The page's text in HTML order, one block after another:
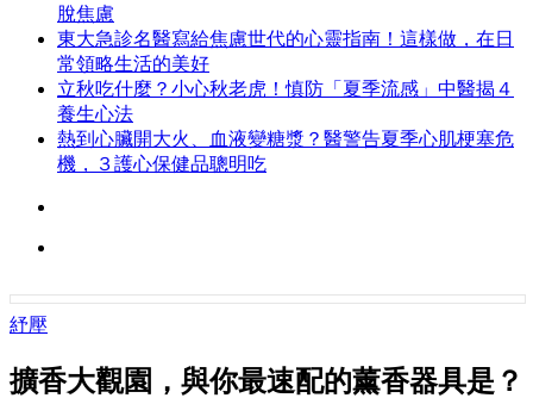
脫焦慮
東大急診名醫寫給焦慮世代的心靈指南！這樣做，在日
常領略生活的美好
立秋吃什麼？小心秋老虎！慎防「夏季流感」中醫揭４
養生心法
熱到心臟開大火、血液變糖漿？醫警告夏季心肌梗塞危
機，３護心保健品聰明吃
紓壓
擴香大觀園，與你最速配的薰香器具是？